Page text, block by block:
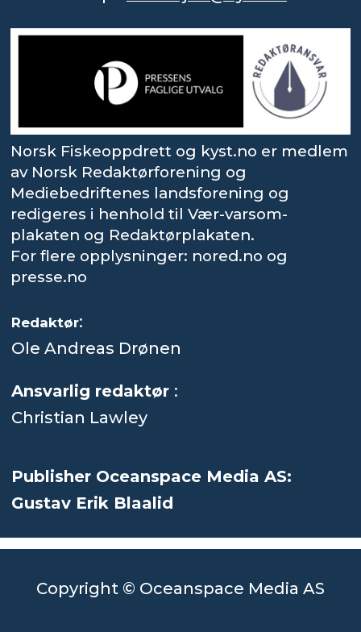
Norsk Fiskeoppdrett og kyst.no er medlem
av Norsk Redaktørforening og
Mediebedriftenes landsforening og
redigeres i henhold til Vær-varsom-
plakaten og Redaktørplakaten.
For flere opplysninger: nored.no og
presse.no
Redaktør:
Ole Andreas Drønen
Ansvarlig redaktør :
Christian Lawley
Publisher Oceanspace Media AS:
Gustav Erik Blaalid
Copyright © Oceanspace Media AS